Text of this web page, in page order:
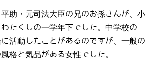
助・元司法大臣の兄のお孫さんが、小
たくしの一学年下でした。中学校の
活動したことがあるのですが、一般の
格と気品がある女性でした。